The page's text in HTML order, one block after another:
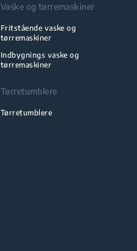
Vaske og tørremaskiner
Fritstående vaske og
tørremaskiner
Indbygnings vaske og
tørremaskiner
Tørretumblere
Tørretumblere